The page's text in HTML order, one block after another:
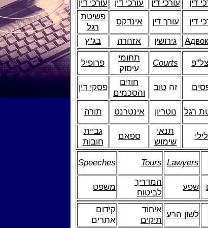
עורכי דין עורכי דין עורכי דין דין
פשיטת
רגל
אינדקס עורך דין דין
בג"ץ
אזהרה גירושין А
פרופיל
תחומי
עיסוק
Courts
פסקי דין
חוזים
והסכמים
זהטוב
תורה אינטרנט נוטריון רגל
גביית
חובות
ספאם
תנאי
שימוש
Speeches Tours Lawyers
משפט
המדריך
לביטוח
שפע
קידום
אתרים
איחוד
תיקים
לשון הרע